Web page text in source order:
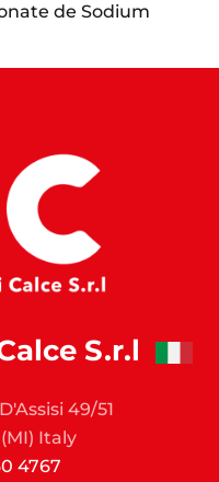
de Sodium
S.r.l
49/51
Italy
4767